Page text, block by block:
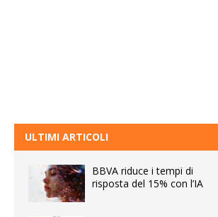
ULTIMI ARTICOLI
BBVA riduce i tempi di
risposta del 15% con l’IA